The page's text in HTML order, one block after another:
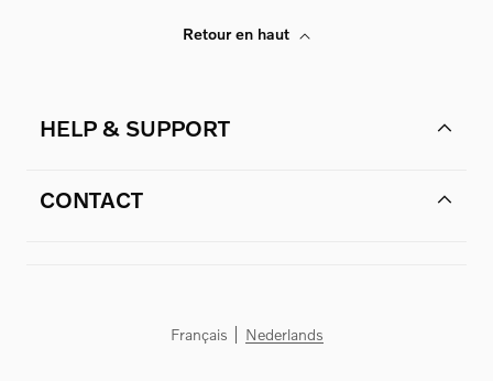
Retour en haut
HELP & SUPPORT
CONTACT
Français Nederlands